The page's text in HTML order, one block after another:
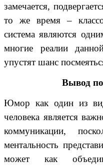
замечается,
то же время –
система являются
многие реалии
упустят шанс
Вывод
Юмор как один из
человека является
коммуникации,
ментальность
может как